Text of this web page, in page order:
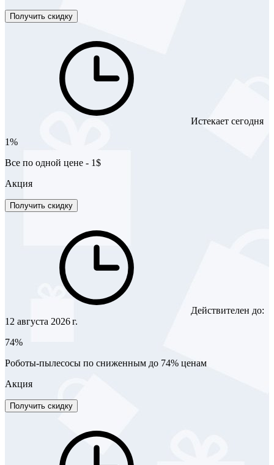
Получить скидку
Истекает сегодня
1%
Все по одной цене - 1$
Акция
Получить скидку
Действителен до:
12 августа 2026 г.
74%
Роботы-пылесосы по сниженным до 74% ценам
Акция
Получить скидку